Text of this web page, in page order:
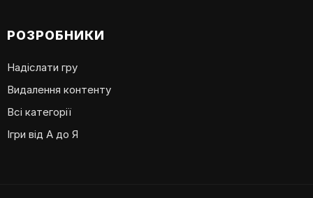
РОЗРОБНИКИ
Надіслати гру
Видалення контенту
Всі категорії
Ігри від А до Я